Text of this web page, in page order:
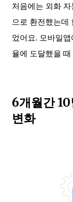
처음에는 외화
으로 환전했는데
었어요. 모바일
율에 도달했을
6개월간
변화